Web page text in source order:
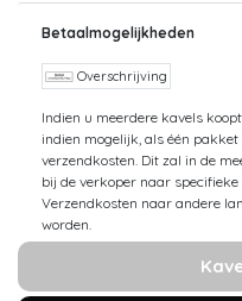
Betaalmogelijkheden
Overschrijving
Indien u meerdere kavels
indien mogelijk, als één
verzendkosten. Dit zal in de
bij de verkoper naar
Verzendkosten naar andere
worden.